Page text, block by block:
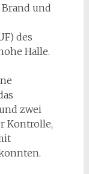
und
des
Halle.
zwei
Kontrolle,